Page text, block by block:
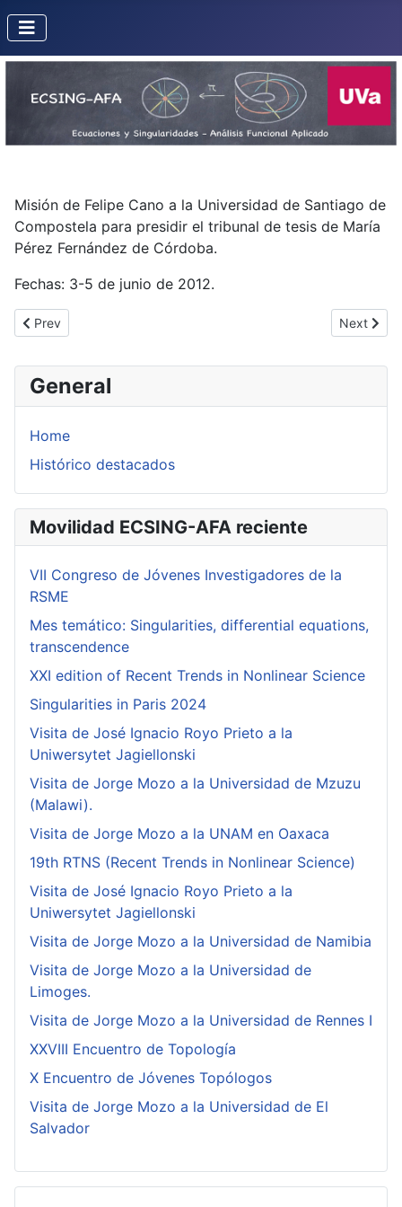
General
Home
Histórico destacados
Movilidad ECSING-AFA reciente
VII Congreso de Jóvenes Investigadores de la
RSME
Mes temático: Singularities, differential equations,
transcendence
XXI edition of Recent Trends in Nonlinear Science
Singularities in Paris 2024
Visita de José Ignacio Royo Prieto a la
Uniwersytet Jagiellonski
Visita de Jorge Mozo a la Universidad de Mzuzu
(Malawi).
Visita de Jorge Mozo a la UNAM en Oaxaca
19th RTNS (Recent Trends in Nonlinear Science)
Visita de José Ignacio Royo Prieto a la
Uniwersytet Jagiellonski
Visita de Jorge Mozo a la Universidad de Namibia
Visita de Jorge Mozo a la Universidad de
Limoges.
Visita de Jorge Mozo a la Universidad de Rennes I
XXVIII Encuentro de Topología
X Encuentro de Jóvenes Topólogos
Visita de Jorge Mozo a la Universidad de El
Salvador
Misión de Felipe Cano a la Universidad de Santiago de
Compostela para presidir el tribunal de tesis de María
Pérez Fernández de Córdoba.
Fechas: 3-5 de junio de 2012.
Previous article: Misión de F. Sanz a Bordeaux
Prev Next
Next